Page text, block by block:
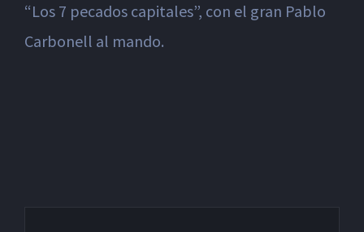
“Los 7 pecados capitales”, con el gran Pablo
Carbonell al mando.